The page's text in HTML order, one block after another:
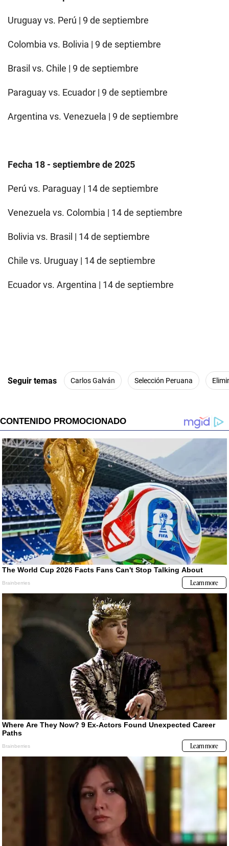
Uruguay vs. Perú | 9 de septiembre
Colombia vs. Bolivia | 9 de septiembre
Brasil vs. Chile | 9 de septiembre
Paraguay vs. Ecuador | 9 de septiembre
Argentina vs. Venezuela | 9 de septiembre
Fecha 18 - septiembre de 2025
Perú vs. Paraguay | 14 de septiembre
Venezuela vs. Colombia | 14 de septiembre
Bolivia vs. Brasil | 14 de septiembre
Chile vs. Uruguay | 14 de septiembre
Ecuador vs. Argentina | 14 de septiembre
Seguir temas Carlos Galván Selección Peruana